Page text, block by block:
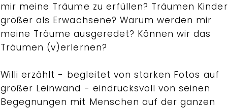
mir meine Träume zu erfüllen? Träumen Kinder
größer als Erwachsene? Warum werden mir
meine Träume ausgeredet? Können wir das
Träumen (v)erlernen?
Willi erzählt - begleitet von starken Fotos auf
großer Leinwand - eindrucksvoll von seinen
Begegnungen mit Menschen auf der ganzen